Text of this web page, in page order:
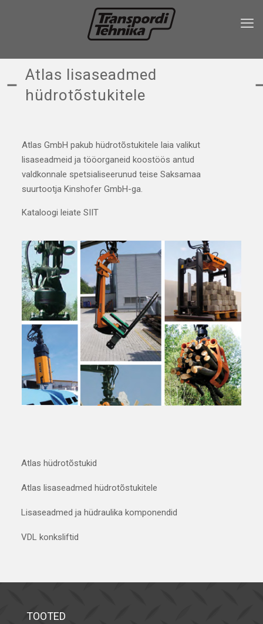
Atlas lisaseadmed
hüdrotõstukitele
Atlas GmbH pakub hüdrotõstukitele laia valikut
lisaseadmeid ja tööorganeid koostöös antud
valdkonnale spetsialiseerunud teise Saksamaa
suurtootja Kinshofer GmbH-ga.
Kataloogi leiate SIIT
Atlas hüdrotõstukid
Atlas lisaseadmed hüdrotõstukitele
Lisaseadmed ja hüdraulika komponendid
VDL konksliftid
TOOTED